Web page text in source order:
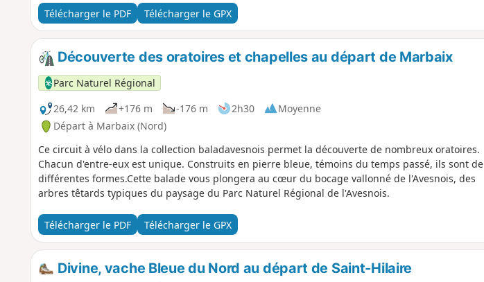
Télécharger le PDF Télécharger le GPX
Découverte des oratoires et chapelles au départ de Marbaix
Parc Naturel Régional
26,42 km
+176 m -176 m 2h30
Moyenne
Départ à Marbaix (Nord)
Ce circuit à vélo dans la collection baladavesnois permet la découverte de nombreux oratoires.
Chacun d'entre-eux est unique. Construits en pierre bleue, témoins du temps passé, ils sont de
différentes formes.Cette balade vous plongera au cœur du bocage vallonné de l'Avesnois, des
arbres têtards typiques du paysage du Parc Naturel Régional de l'Avesnois.
Télécharger le PDF Télécharger le GPX
Divine, vache Bleue du Nord au départ de Saint-Hilaire